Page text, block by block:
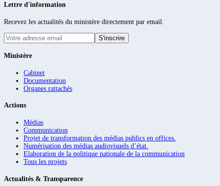
Lettre d'information
Recevez les actualités du ministère directement par email.
S'inscrire
Ministère
Cabinet
Documentation
Organes rattachés
Actions
Médias
Communication
Projet de transformation des médias publics en offices.
Numérisation des médias audiovisuels d’état.
Elaboration de la politique nationale de la communication
Tous les projets
Actualités & Transparence